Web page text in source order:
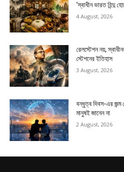
‘স্বাধীন ভারত হিন্দু
4 August, 2026
রেলস্টেশন নয়,
স্টেশনের ইতিহাস
3 August, 2026
বন্ধুত্ব দিবস-এর জন্ম
মানুষই জানেন না
2 August, 2026